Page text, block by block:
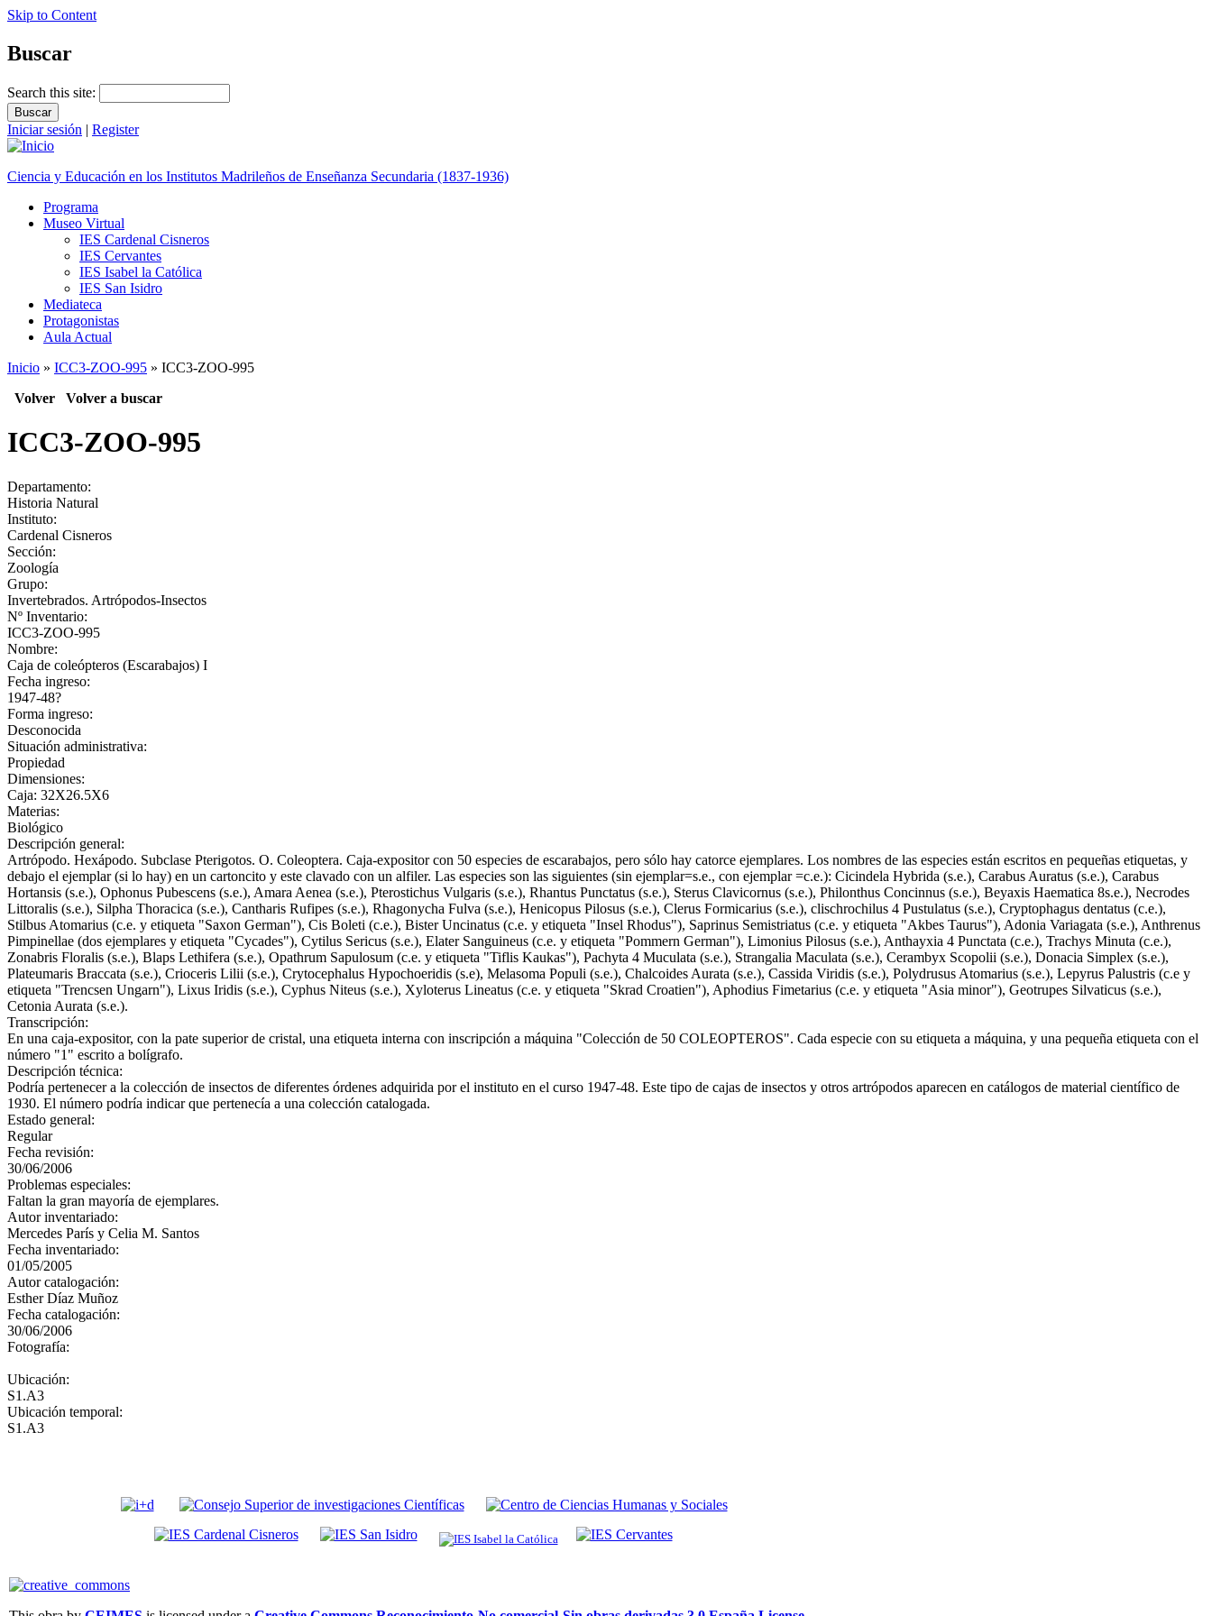
Skip to Content
Buscar
Search this site:
Iniciar sesión | Register
Ciencia y Educación en los Institutos Madrileños de Enseñanza Secundaria (1837-1936)
Programa
Museo Virtual
IES Cardenal Cisneros
IES Cervantes
IES Isabel la Católica
IES San Isidro
Mediateca
Protagonistas
Aula Actual
Inicio » ICC3-ZOO-995 » ICC3-ZOO-995
Volver Volver a buscar
ICC3-ZOO-995
Departamento:
Historia Natural
Instituto:
Cardenal Cisneros
Sección:
Zoología
Grupo:
Invertebrados. Artrópodos-Insectos
Nº Inventario:
ICC3-ZOO-995
Nombre:
Caja de coleópteros (Escarabajos) I
Fecha ingreso:
1947-48?
Forma ingreso:
Desconocida
Situación administrativa:
Propiedad
Dimensiones:
Caja: 32X26.5X6
Materias:
Biológico
Descripción general:
Artrópodo. Hexápodo. Subclase Pterigotos. O. Coleoptera. Caja-expositor con 50 especies de escarabajos, pero sólo hay catorce ejemplares. Los nombres de las especies están escritos en pequeñas etiquetas, y
debajo el ejemplar (si lo hay) en un cartoncito y este clavado con un alfiler. Las especies son las siguientes (sin ejemplar=s.e., con ejemplar =c.e.): Cicindela Hybrida (s.e.), Carabus Auratus (s.e.), Carabus
Hortansis (s.e.), Ophonus Pubescens (s.e.), Amara Aenea (s.e.), Pterostichus Vulgaris (s.e.), Rhantus Punctatus (s.e.), Sterus Clavicornus (s.e.), Philonthus Concinnus (s.e.), Beyaxis Haematica 8s.e.), Necrodes
Littoralis (s.e.), Silpha Thoracica (s.e.), Cantharis Rufipes (s.e.), Rhagonycha Fulva (s.e.), Henicopus Pilosus (s.e.), Clerus Formicarius (s.e.), clischrochilus 4 Pustulatus (s.e.), Cryptophagus dentatus (c.e.),
Stilbus Atomarius (c.e. y etiqueta "Saxon German"), Cis Boleti (c.e.), Bister Uncinatus (c.e. y etiqueta "Insel Rhodus"), Saprinus Semistriatus (c.e. y etiqueta "Akbes Taurus"), Adonia Variagata (s.e.), Anthrenus
Pimpinellae (dos ejemplares y etiqueta "Cycades"), Cytilus Sericus (s.e.), Elater Sanguineus (c.e. y etiqueta "Pommern German"), Limonius Pilosus (s.e.), Anthayxia 4 Punctata (c.e.), Trachys Minuta (c.e.),
Zonabris Floralis (s.e.), Blaps Lethifera (s.e.), Opathrum Sapulosum (c.e. y etiqueta "Tiflis Kaukas"), Pachyta 4 Muculata (s.e.), Strangalia Maculata (s.e.), Cerambyx Scopolii (s.e.), Donacia Simplex (s.e.),
Plateumaris Braccata (s.e.), Crioceris Lilii (s.e.), Crytocephalus Hypochoeridis (s.e), Melasoma Populi (s.e.), Chalcoides Aurata (s.e.), Cassida Viridis (s.e.), Polydrusus Atomarius (s.e.), Lepyrus Palustris (c.e y
etiqueta "Trencsen Ungarn"), Lixus Iridis (s.e.), Cyphus Niteus (s.e.), Xyloterus Lineatus (c.e. y etiqueta "Skrad Croatien"), Aphodius Fimetarius (c.e. y etiqueta "Asia minor"), Geotrupes Silvaticus (s.e.),
Cetonia Aurata (s.e.).
Transcripción:
En una caja-expositor, con la pate superior de cristal, una etiqueta interna con inscripción a máquina "Colección de 50 COLEOPTEROS". Cada especie con su etiqueta a máquina, y una pequeña etiqueta con el
número "1" escrito a bolígrafo.
Descripción técnica:
Podría pertenecer a la colección de insectos de diferentes órdenes adquirida por el instituto en el curso 1947-48. Este tipo de cajas de insectos y otros artrópodos aparecen en catálogos de material científico de
1930. El número podría indicar que pertenecía a una colección catalogada.
Estado general:
Regular
Fecha revisión:
30/06/2006
Problemas especiales:
Faltan la gran mayoría de ejemplares.
Autor inventariado:
Mercedes París y Celia M. Santos
Fecha inventariado:
01/05/2005
Autor catalogación:
Esther Díaz Muñoz
Fecha catalogación:
30/06/2006
Fotografía:
Ubicación:
S1.A3
Ubicación temporal:
S1.A3